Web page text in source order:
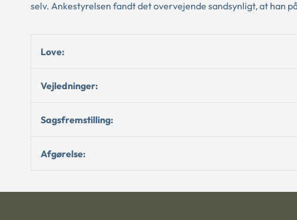
selv. Ankestyrelsen fandt det overvejende sandsynligt, at han
Love:
Vejledninger:
Sagsfremstilling:
Afgørelse: